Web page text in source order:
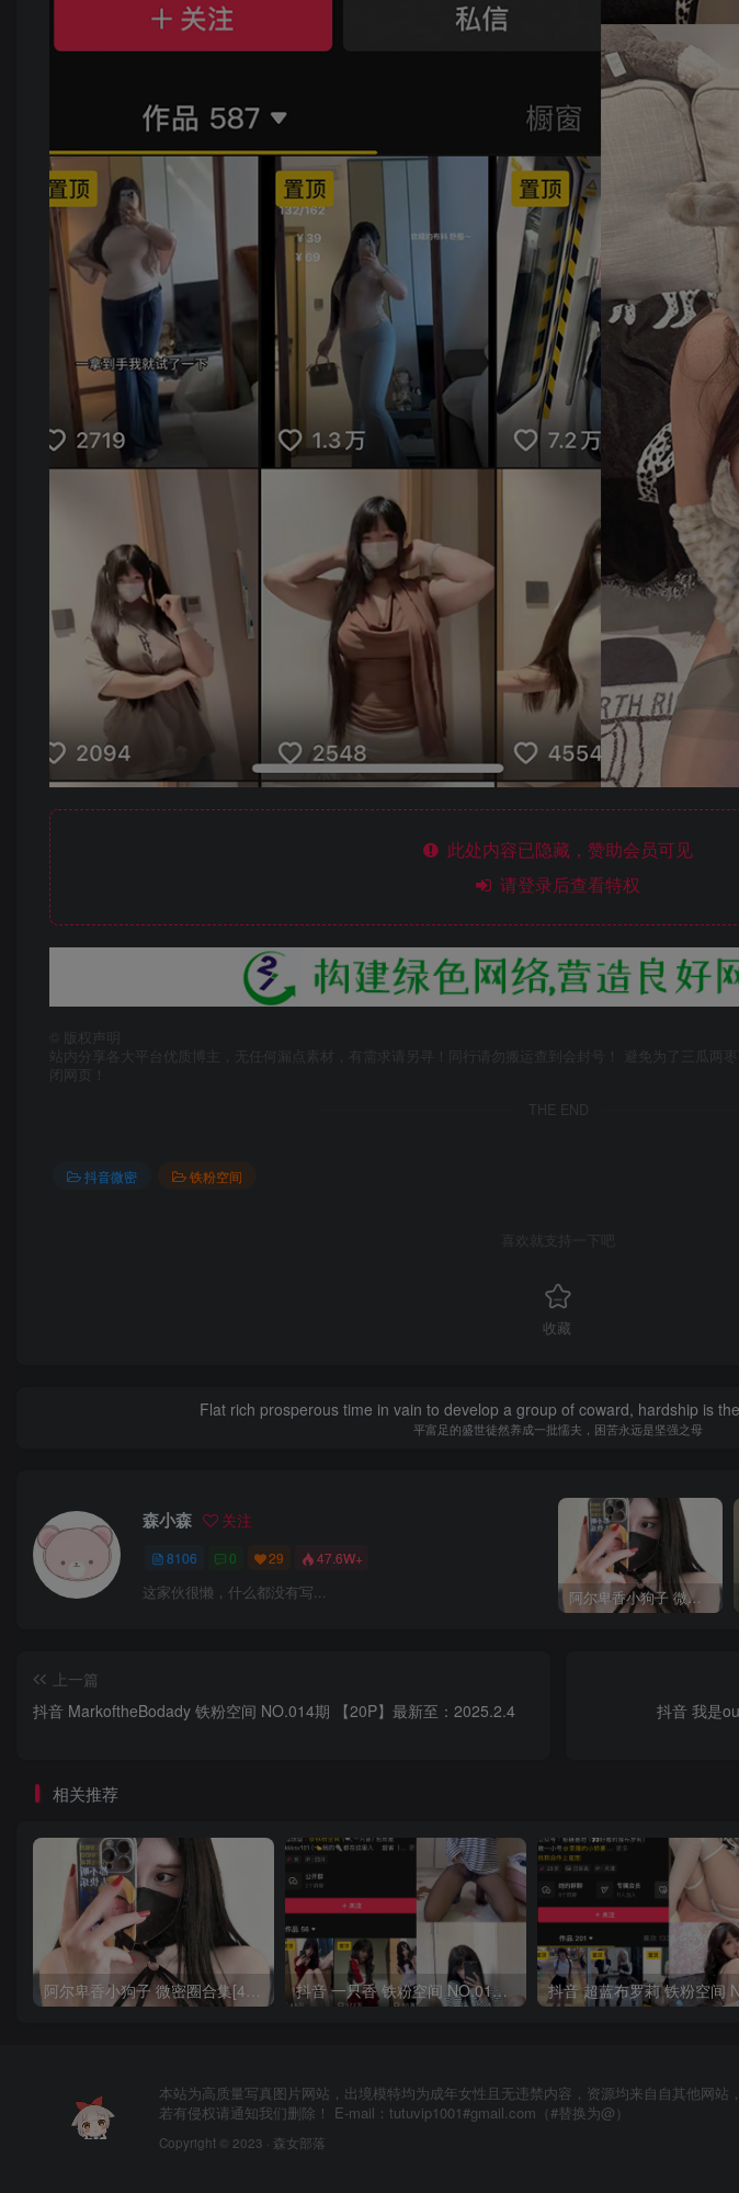
此处内容已隐藏，赞助会员可见
请登录后查看特权
版权声明
站内分享各大平台优质博主，无任何漏点素材，有需求请另寻！同行请勿搬运查到会封号！ 避免为了三瓜两
闭网页！
THE END
抖音微密 铁粉空间
喜欢就支持一下吧
收藏
Flat rich prosperous time in vain to develop a group of coward, hardship is
平富足的盛世徒然养成一批懦夫，困苦永远是坚强之母
森小森 关注
8106 0 29 47.6W+
这家伙很懒，什么都没有写... 阿尔卑香小狗子 微密圈合集[40套][持续更新2023.12.14]
上一篇
抖音 MarkoftheBodady 铁粉空间 NO.014期 【20P】最新至：2025.2.4
抖音 我是
相关推荐
抖音 一只香 铁粉空间 NO.010期 【18P8V】最新至：2025.3.3
本站为高质量写真图片网站，出境模特均为成年女性且无违禁内容，资源均来自自其他网站，
若有侵权请通知我们删除！ E-mail：tutuvip1001#gmail.com（#替换为@）
Copyright © 2023 · 森女部落